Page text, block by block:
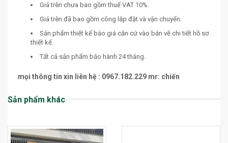
Giá trên chưa bao gồm thuế VAT 10%.
Giá trên đã bao gồm công lắp đặt và vận chuyển.
Sản phẩm thiết kế báo giá căn cứ vào bản vẽ chi tiết hồ sơ
thiết kế.
Tất cả sản phẩm bảo hành 24 tháng.
mọi thông tin xin liên hệ : 0967.182.229 mr: chiến
Sản phẩm khác